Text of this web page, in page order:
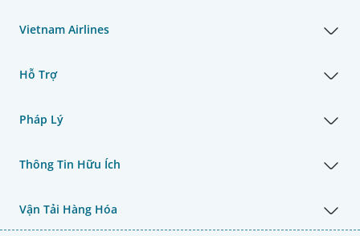
Vietnam Airlines
Hỗ Trợ
Pháp Lý
Thông Tin Hữu Ích
Vận Tải Hàng Hóa